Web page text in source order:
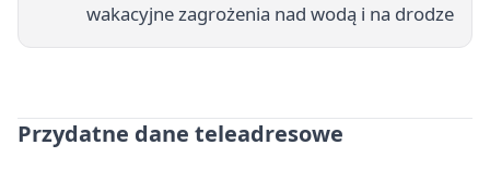
wakacyjne zagrożenia nad wodą i na drodze
Przydatne dane teleadresowe